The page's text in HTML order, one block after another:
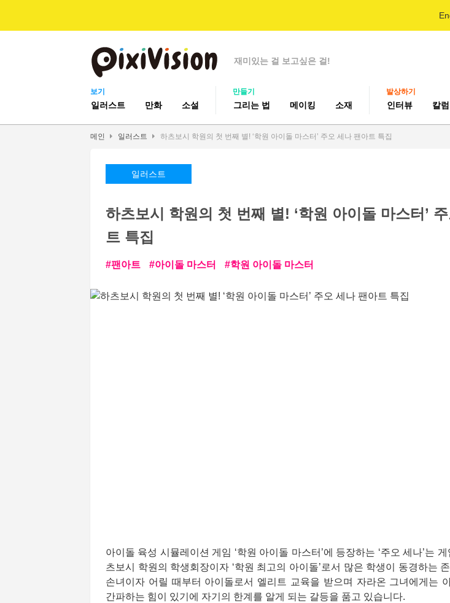
재미있는 걸 보고싶은 걸!
보기
일러스트 만화 소설
만들기
그리는 법 메이킹 소재
발상하기
인터뷰 칼럼
메인 일러스트 하츠보시 학원의 첫 번째 별! ‘학원 아이돌 마스터’ 주오 세나 팬아트 특집
일러스트
하츠보시 학원의 첫 번째 별! ‘학원 아이돌 마스터’
트 특집
팬아트 아이돌 마스터 학원 아이돌 마스터
아이돌 육성 시뮬레이션 게임 ‘학원 아이돌 마스터’에 등장하는 ‘주오 세나’는
츠보시 학원의 학생회장이자 ‘학원 최고의 아이돌’로서 많은 학생이 동경하는
손녀이자 어릴 때부터 아이돌로서 엘리트 교육을 받으며 자라온 그녀에게는
간파하는 힘이 있기에 자기의 한계를 알게 되는 갈등을 품고 있습니다.